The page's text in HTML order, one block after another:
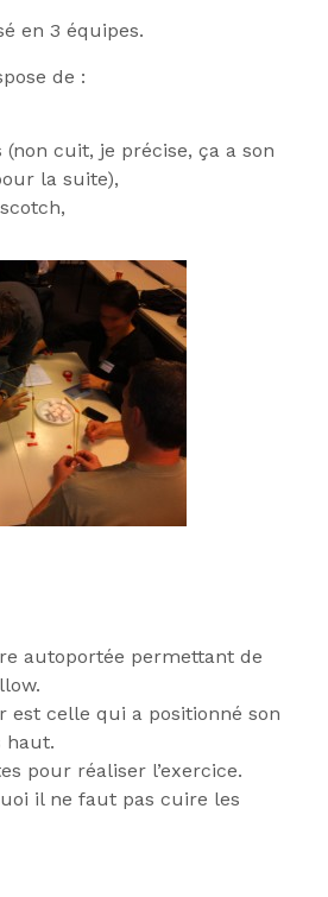
en 3 équipes.
de :
(non cuit, je précise, ça a son
la suite),
autoportée permettant de
est celle qui a positionné son
haut.
pour réaliser l’exercice.
il ne faut pas cuire les